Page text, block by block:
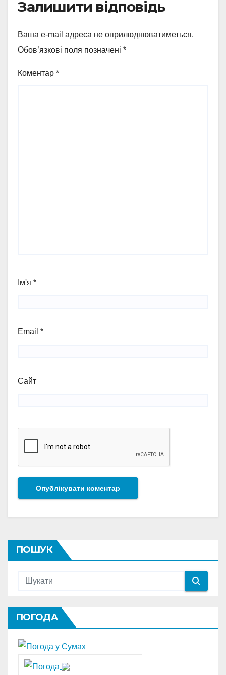
Залишити відповідь
Ваша e-mail адреса не оприлюднюватиметься.
Обов’язкові поля позначені *
Коментар *
Ім'я *
Email *
Сайт
ПОШУК
ПОГОДА